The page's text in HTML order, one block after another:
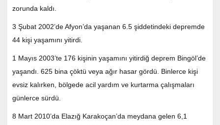
zorunda kaldı.
3 Şubat 2002’de Afyon’da yaşanan 6.5 şiddetindeki depremde
44 kişi yaşamını yitirdi.
1 Mayıs 2003’te 176 kişinin yaşamını yitirdiğ deprem Bingöl’de
yaşandı. 625 bina çöktü veya ağır hasar gördü. Binlerce kişi
evsiz kalırken, bölgede acil yardım ve kurtarma çalışmaları
günlerce sürdü.
8 Mart 2010’da Elazığ Karakoçan’da meydana gelen 6,1